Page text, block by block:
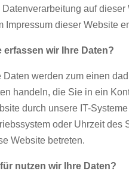
Datenverarbeitung auf
Impressum dieser Website
erfassen wir Ihre Daten?
Daten werden zum einen
handeln, die Sie in ein
durch unsere IT-
oder Uhrzeit des
Website betreten.
nutzen wir Ihre Daten?